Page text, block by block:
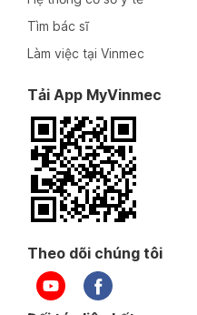
Tìm bác sĩ
Làm việc tại Vinmec
Tải App MyVinmec
Theo dõi chúng tôi